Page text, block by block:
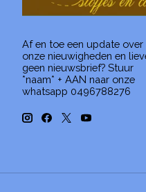
Af en toe een update over
onze nieuwigheden en
geen nieuwsbrief? Stuur
*naam* + AAN naar onze
whatsapp 0496788276